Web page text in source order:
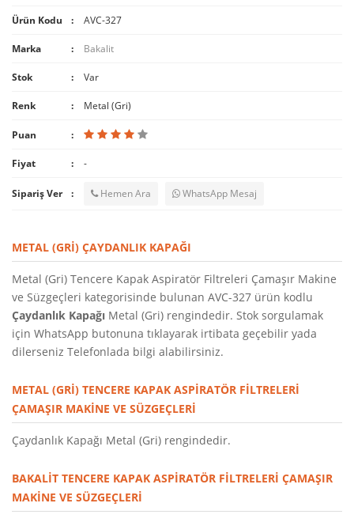
Ürün Kodu AVC-327
Marka Bakalit
Stok Var
Renk Metal (Gri)
Puan
Fiyat -
Sipariş Ver Hemen Ara WhatsApp Mesaj
METAL (GRI) ÇAYDANLIK KAPAĞI
Metal (Gri) Tencere Kapak Aspiratör Filtreleri Çamaşır Makine
ve Süzgeçleri kategorisinde bulunan AVC-327 ürün kodlu
Çaydanlık Kapağı Metal (Gri) rengindedir. Stok sorgulamak
için WhatsApp butonuna tıklayarak irtibata geçebilir yada
dilerseniz Telefonlada bilgi alabilirsiniz.
METAL (GRI) TENCERE KAPAK ASPIRATÖR FILTRELERI
ÇAMAŞIR MAKINE VE SÜZGEÇLERI
Çaydanlık Kapağı Metal (Gri) rengindedir.
BAKALIT TENCERE KAPAK ASPIRATÖR FILTRELERI ÇAMAŞIR
MAKINE VE SÜZGEÇLERI